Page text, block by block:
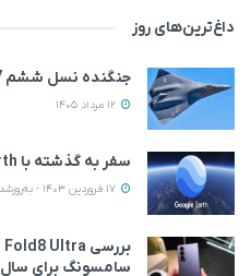
داغ‌ترین‌های روز
جنگنده نسل ششم F-47 در مسیر نخستین پرواز
سفر به گذشته با Google Earth
سامسونگ برای سال 2026